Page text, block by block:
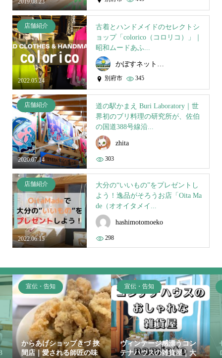
2019.08.23
2022.05.24
店舗紹介
古着とハンドメイドのセレクトシ
ョップ「colorico（コロリコ）」｜
昭和ムードあふ...
別府市 345
2020.07.14
店舗紹介
道の駅かまえ Buri Laboratory｜世
界初のブリ料理の研究所が、佐伯
の国道388号線沿...
zhita
303
2022.06.15
店舗紹介
大分の“いいもの”をプレゼントし
よう！逸品がそろうお店「Oita Ma
de（オオイタメイ...
hashimotomoeko
298
宣伝・告知
からあげショップきづ 挾
間店｜愛される師匠の味
宣伝・告知
ヴィンテージ感漂うコン
テナハウスの雑貨屋｜大